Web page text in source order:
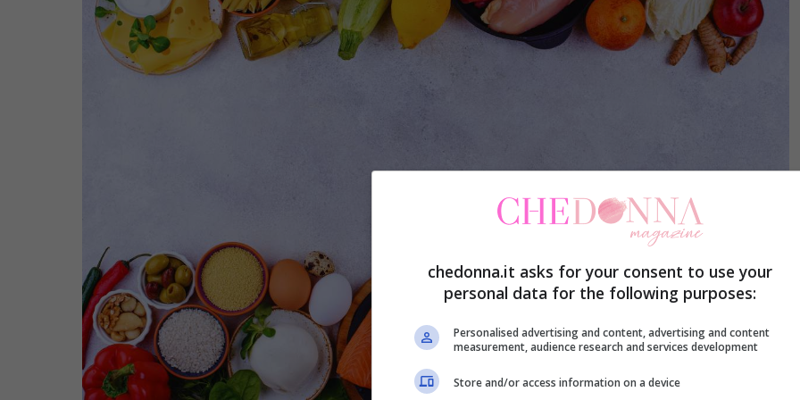
chedonna.it asks for your consent to use your
personal data for the following purposes:
Personalised advertising and content, advertising and content
measurement, audience research and services development
Store and/or access information on a device